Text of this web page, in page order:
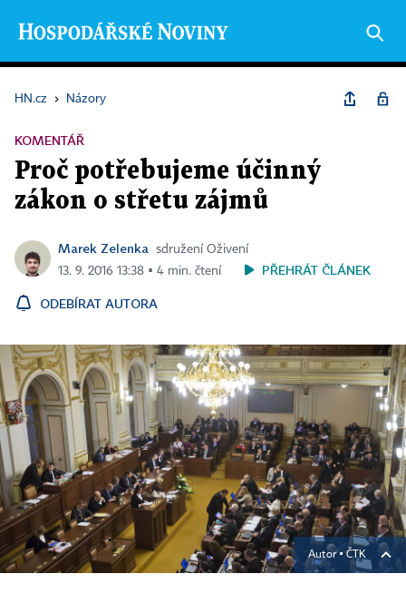
HN.cz › Názory
KOMENTÁŘ
Proč potřebujeme účinný
zákon o střetu zájmů
Marek Zelenka
sdružení Oživení
13. 9. 2016 13:38 ▪ 4 min. čtení
PŘEHRÁT ČLÁNEK
ODEBÍRAT AUTORA
Autor ▪ ČTK